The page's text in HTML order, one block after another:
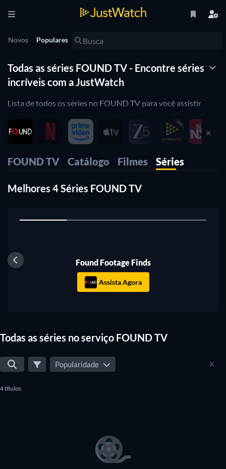
Novos Populares
Todas as séries FOUND TV - Encontre séries
incríveis com a JustWatch
Lista de todos os séries no FOUND TV para você assistir
que estão disponíveis para streaming no FOUND TV. Você
também pode refinar sua busca com os diferentes atributos
ferramenta de busca entre as todas as maiores plataformas
você pode assistir o filme que está procurando.
FOUND TV Catálogo Filmes Séries
Melhores 4 Séries FOUND TV
1
Found Footage Finds
Assista Agora
Todas as séries no serviço FOUND TV
Popularidade
4 títulos